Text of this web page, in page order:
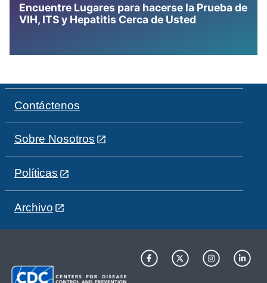
Encuentre Lugares para hacerse la Prueba de
VIH, ITS y Hepatitis Cerca de Usted
Contáctenos
Sobre Nosotros
Políticas
Archivo